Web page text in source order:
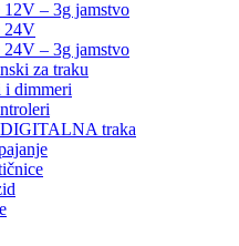
12V – 3g jamstvo
24V
24V – 3g jamstvo
za traku
dimmeri
traka